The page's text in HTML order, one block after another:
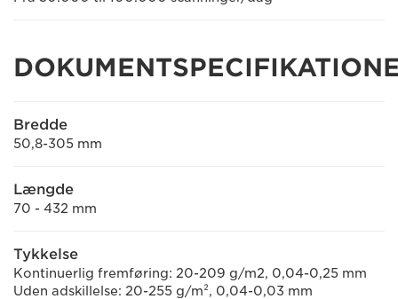
Bredde
50,8-305 mm
Længde
70 - 432 mm
Tykkelse
Kontinuerlig fremføring: 20-209 g/m2, 0,04-0,25 mm
Uden adskillelse: 20-255 g/m², 0,04-0,03 mm